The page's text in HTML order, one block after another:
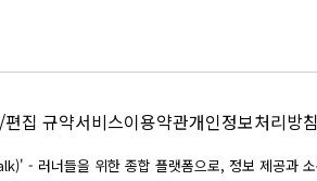
집 규약서비스이용약관개인정보처리방침
- 러너들을 위한 종합 플랫폼으로, 정보 제공과